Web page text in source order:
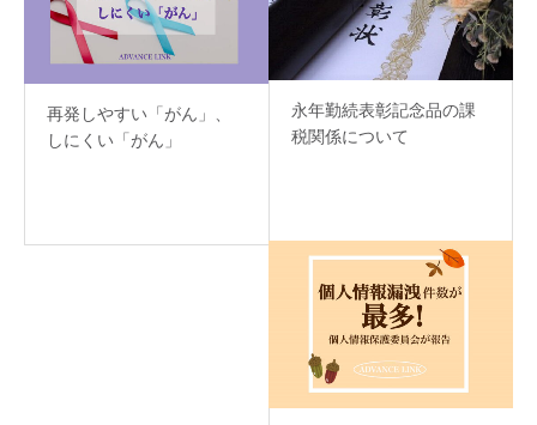
再発しやすい「がん」、
しにくい「がん」
永年勤続表彰記念品の課
税関係について